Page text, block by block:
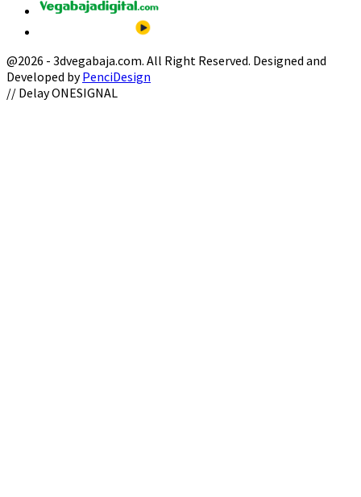
@2026 - 3dvegabaja.com. All Right Reserved. Designed and
Developed byPenciDesign
Facebook
Twitter
Instagram
Youtube
Email
// Delay ONESIGNAL